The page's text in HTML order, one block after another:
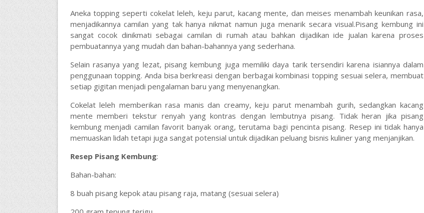
Aneka topping seperti cokelat leleh, keju parut, kacang mente, dan meises menambah keunikan rasa,
menjadikannya camilan yang tak hanya nikmat namun juga menarik secara visual.Pisang kembung ini
sangat cocok dinikmati sebagai camilan di rumah atau bahkan dijadikan ide jualan karena proses
pembuatannya yang mudah dan bahan-bahannya yang sederhana.
Selain rasanya yang lezat, pisang kembung juga memiliki daya tarik tersendiri karena isiannya dalam
penggunaan topping. Anda bisa berkreasi dengan berbagai kombinasi topping sesuai selera, membuat
setiap gigitan menjadi pengalaman baru yang menyenangkan.
Cokelat leleh memberikan rasa manis dan creamy, keju parut menambah gurih, sedangkan kacang
mente memberi tekstur renyah yang kontras dengan lembutnya pisang. Tidak heran jika pisang
kembung menjadi camilan favorit banyak orang, terutama bagi pencinta pisang. Resep ini tidak hanya
memuaskan lidah tetapi juga sangat potensial untuk dijadikan peluang bisnis kuliner yang menjanjikan.
Resep Pisang Kembung:
Bahan-bahan:
8 buah pisang kepok atau pisang raja, matang (sesuai selera)